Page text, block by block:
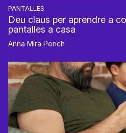
PANTALLES
Deu claus per aprendre a
pantalles a casa
Anna Mira Perich